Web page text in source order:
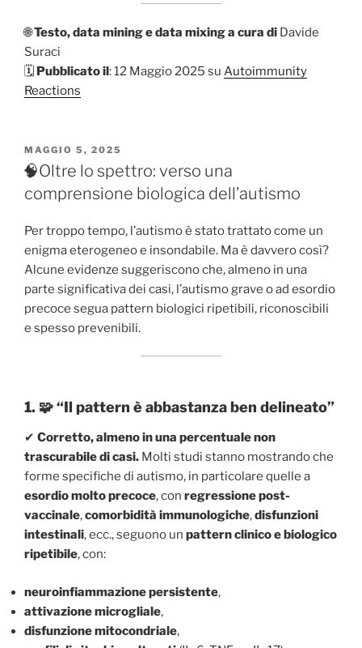
🌐Testo, data mining e data mixing a cura di Davide
Suraci
🗓️ Pubblicato il: 12 Maggio 2025 su Autoimmunity
Reactions
PUBBLICATO
IL
MAGGIO 5, 2025
🧠Oltre lo spettro: verso una
comprensione biologica dell’autismo
Per troppo tempo, l’autismo è stato trattato come un
enigma eterogeneo e insondabile. Ma è davvero così?
Alcune evidenze suggeriscono che, almeno in una
parte significativa dei casi, l’autismo grave o ad esordio
precoce segua pattern biologici ripetibili, riconoscibili
e spesso prevenibili.
1. 🧩 “Il pattern è abbastanza ben delineato”
✔ Corretto, almeno in una percentuale non
trascurabile di casi. Molti studi stanno mostrando che
forme specifiche di autismo, in particolare quelle a
esordio molto precoce, con regressione post-
vaccinale,comorbidità immunologiche,disfunzioni
intestinali, ecc., seguono un pattern clinico e biologico
ripetibile, con:
neuroinfiammazione persistente,
attivazione microgliale,
disfunzione mitocondriale,